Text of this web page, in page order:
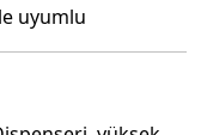
uyumlu